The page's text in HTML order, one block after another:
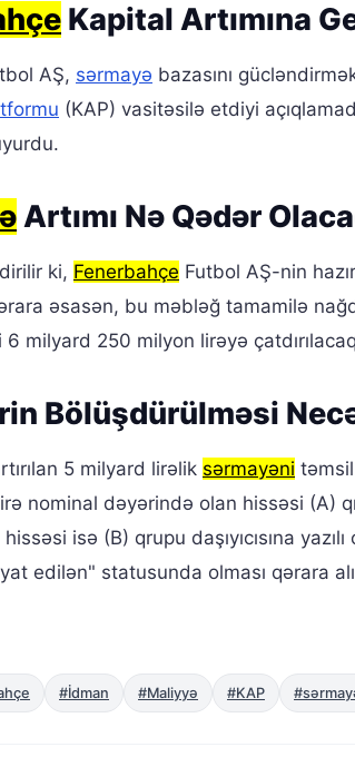
Kapital Artımına
AŞ, sərmayə bazasını
(KAP) vasitəsilə etdiyi
Artımı Nə Qədər
ki, Fenerbahçe Futbol AŞ-nin
əsasən, bu məbləğ tamamilə
6 milyard 250 milyon lirəyə
Bölüşdürülməsi
5 milyard lirəlik sərmayəni
nominal dəyərində olan hissəsi (A)
isə (B) qrupu daşıyıcısına
edilən" statusunda olması qərara
#İdman #Maliyyə #KAP